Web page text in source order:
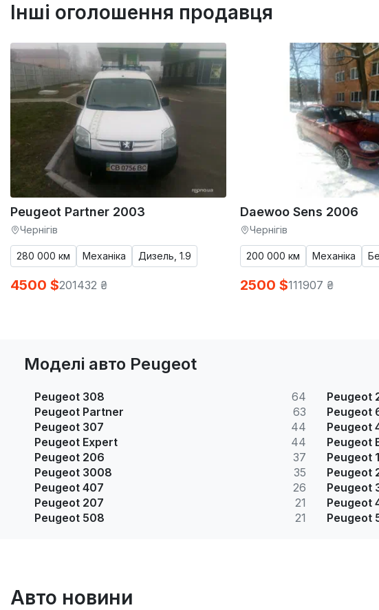
Інші оголошення продавця
Peugeot Partner 2003
Чернігів
280 000 км Механіка Дизель, 1.9
4500 $201432 ₴
Daewoo Sens 2006
Чернігів
200 000 км Механіка
2500 $111907 ₴
Моделі авто Peugeot
Peugeot 308
64
Peugeot Partner
63
Peugeot 307
44
Peugeot Expert
44
Peugeot 206
37
Peugeot 3008
35
Peugeot 407
26
Peugeot 207
21
Peugeot 508
21
Peugeot
Peugeot
Peugeot
Peugeot
Peugeot
Peugeot
Peugeot
Peugeot
Peugeot
Авто новини